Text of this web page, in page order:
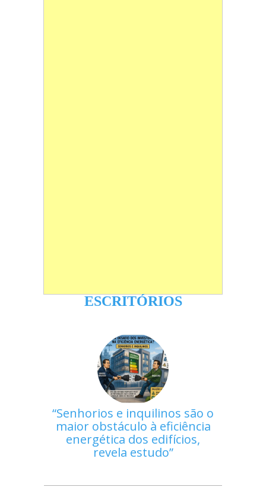
ESCRITÓRIOS
Senhorios e inquilinos são o
maior obstáculo à eficiência
energética dos edifícios,
revela estudo